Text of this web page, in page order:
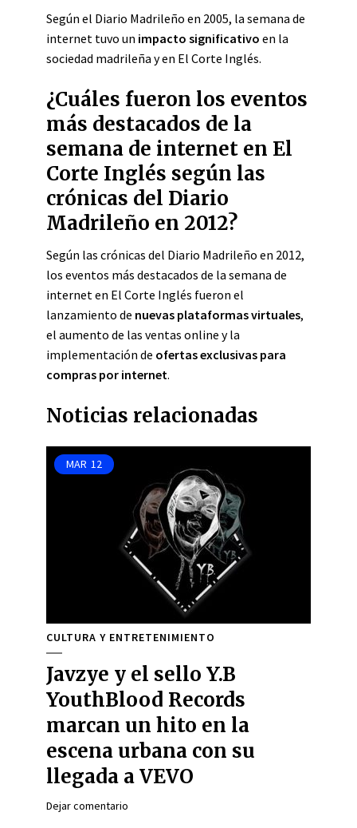
Según el Diario Madrileño en 2005, la semana de
internet tuvo un impacto significativo en la
sociedad madrileña y en El Corte Inglés.
¿Cuáles fueron los eventos
más destacados de la
semana de internet en El
Corte Inglés según las
crónicas del Diario
Madrileño en 2012?
Según las crónicas del Diario Madrileño en 2012,
los eventos más destacados de la semana de
internet en El Corte Inglés fueron el
lanzamiento de nuevas plataformas virtuales,
el aumento de las ventas online y la
implementación de ofertas exclusivas para
compras por internet.
Noticias relacionadas
MAR 12
CULTURA Y ENTRETENIMIENTO
Javzye y el sello Y.B
YouthBlood Records
marcan un hito en la
escena urbana con su
llegada a VEVO
Dejar comentario